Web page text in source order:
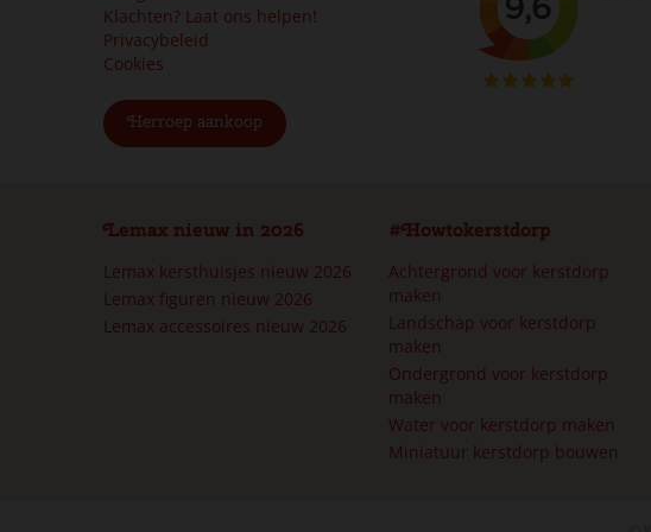
Klachten? Laat ons helpen!
Privacybeleid
Cookies
Herroep aankoop
Lemax nieuw in 2026
Lemax kersthuisjes nieuw 2026
Lemax figuren nieuw 2026
Lemax accessoires nieuw 2026
#Howtokerstdorp
Achtergrond voor kerstdorp
maken
Landschap voor kerstdorp
maken
Ondergrond voor kerstdorp
maken
Water voor kerstdorp maken
Miniatuur kerstdorp bouwen